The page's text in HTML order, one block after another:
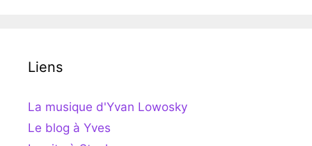
Liens
La musique d'Yvan Lowosky
Le blog à Yves